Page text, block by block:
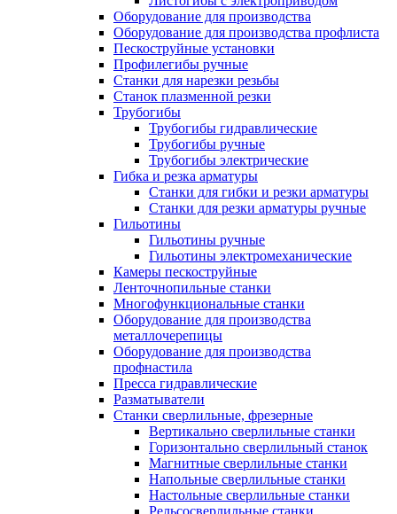
Оборудование для производства
Оборудование для производства профлиста
Пескоструйные установки
Профилегибы ручные
Станки для нарезки резьбы
Станок плазменной резки
Трубогибы
Трубогибы гидравлические
Трубогибы ручные
Трубогибы электрические
Гибка и резка арматуры
Станки для гибки и резки арматуры
Станки для резки арматуры ручные
Гильотины
Гильотины ручные
Гильотины электромеханические
Камеры пескоструйные
Ленточнопильные станки
Многофункциональные станки
Оборудование для производства
металлочерепицы
Оборудование для производства
профнастила
Пресса гидравлические
Разматыватели
Станки сверлильные, фрезерные
Вертикально сверлильные станки
Горизонтально сверлильный станок
Магнитные сверлильные станки
Напольные сверлильные станки
Настольные сверлильные станки
Рельсосверлильные станки